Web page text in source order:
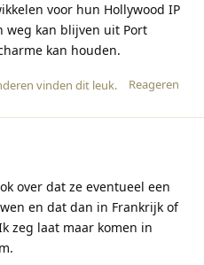
voor hun Hollywood IP
weg kan blijven uit Port
kan houden.
Reageren
vinden dit leuk.
over dat ze eventueel een
en dat dan in Frankrijk of
zeg laat maar komen in